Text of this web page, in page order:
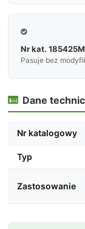

Nr kat.
Pasuje bez
 Dane
Nr katalogowy
Typ
Zastosowanie